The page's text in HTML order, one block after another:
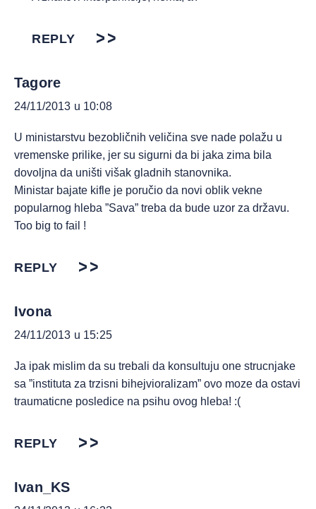
REPLY
Tagore
24/11/2013 u 10:08
U ministarstvu bezobličnih veličina sve nade polažu u
vremenske prilike, jer su sigurni da bi jaka zima bila
dovoljna da uništi višak gladnih stanovnika.
Ministar bajate kifle je poručio da novi oblik vekne
popularnog hleba ”Sava” treba da bude uzor za državu.
Too big to fail !
REPLY
Ivona
24/11/2013 u 15:25
Ja ipak mislim da su trebali da konsultuju one strucnjake
sa ”instituta za trzisni bihejvioralizam” ovo moze da ostavi
traumaticne posledice na psihu ovog hleba! :(
REPLY
Ivan_KS